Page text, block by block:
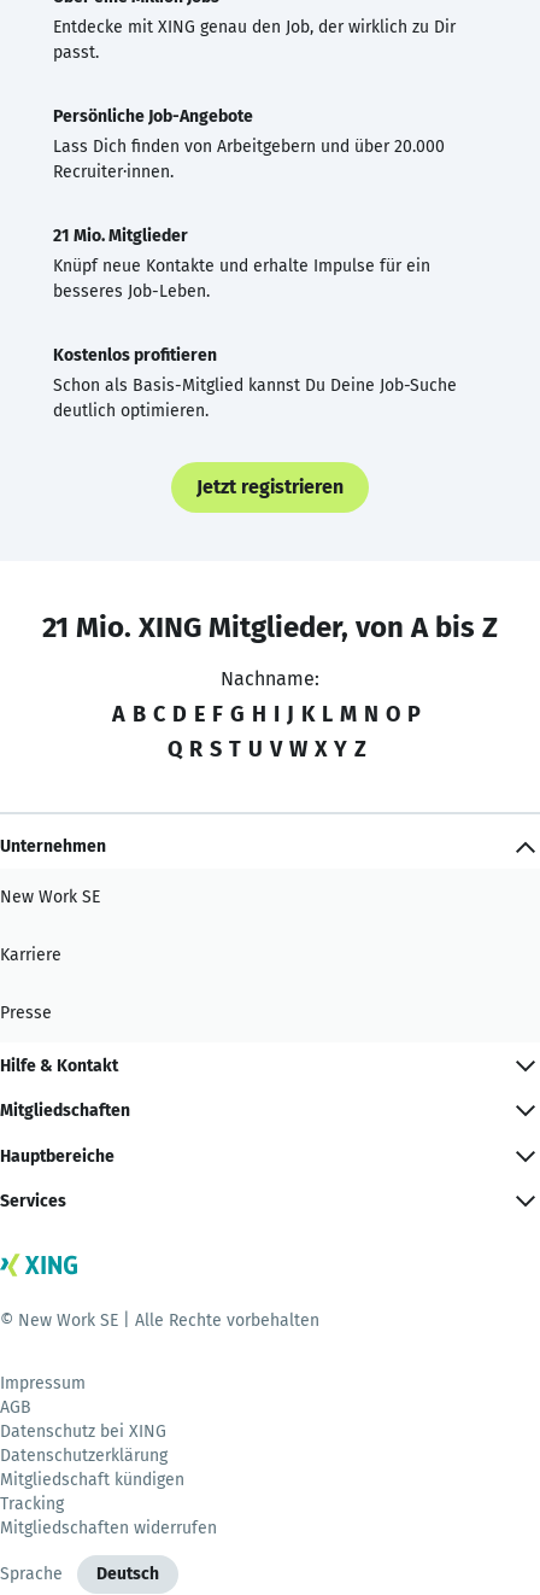
Entdecke mit XING genau den Job, der wirklich zu Dir
passt.
Persönliche Job-Angebote
Lass Dich finden von Arbeitgebern und über 20.000
Recruiter·innen.
21 Mio. Mitglieder
Knüpf neue Kontakte und erhalte Impulse für ein
besseres Job-Leben.
Kostenlos profitieren
Schon als Basis-Mitglied kannst Du Deine Job-Suche
deutlich optimieren.
Jetzt registrieren
21 Mio. XING Mitglieder, von A bis Z
Nachname:
A B C D E F G H I J K L M N O P
Q R S T U V W X Y Z
Unternehmen
New Work SE
Karriere
Presse
Hilfe & Kontakt
Mitgliedschaften
Hauptbereiche
Services
© New Work SE | Alle Rechte vorbehalten
Impressum
AGB
Datenschutz bei XING
Datenschutzerklärung
Mitgliedschaft kündigen
Tracking
Mitgliedschaften widerrufen
Sprache Deutsch